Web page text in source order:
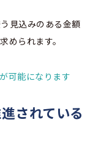
見込みのある金額
められます。
可能になります
されている